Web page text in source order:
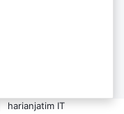
harianjatim IT